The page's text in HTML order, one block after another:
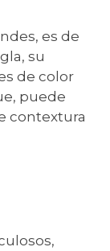
es de
su
de color
puede
contextura